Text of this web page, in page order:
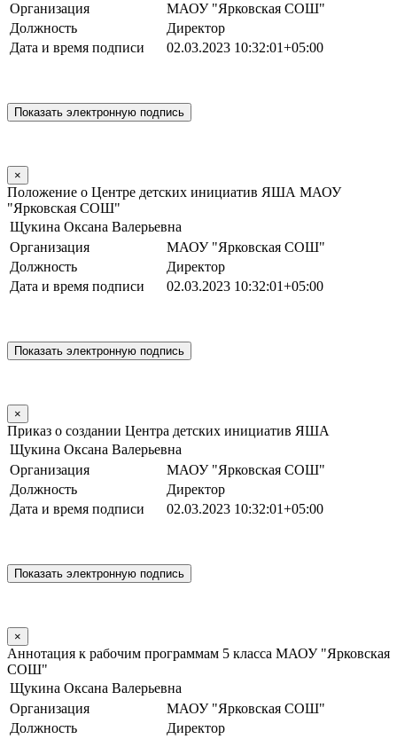
Организация
МАОУ "Ярковская СОШ"
Должность
Директор
Дата и время подписи
02.03.2023 10:32:01+05:00
×
Положение о Центре детских инициатив ЯША МАОУ
"Ярковская СОШ"
Щукина Оксана Валерьевна
Организация
МАОУ "Ярковская СОШ"
Должность
Директор
Дата и время подписи
02.03.2023 10:32:01+05:00
×
Приказ о создании Центра детских инициатив ЯША
Щукина Оксана Валерьевна
Организация
МАОУ "Ярковская СОШ"
Должность
Директор
Дата и время подписи
02.03.2023 10:32:01+05:00
×
Аннотация к рабочим программам 5 класса МАОУ "Ярковская
СОШ"
Щукина Оксана Валерьевна
Организация
МАОУ "Ярковская СОШ"
Должность
Директор